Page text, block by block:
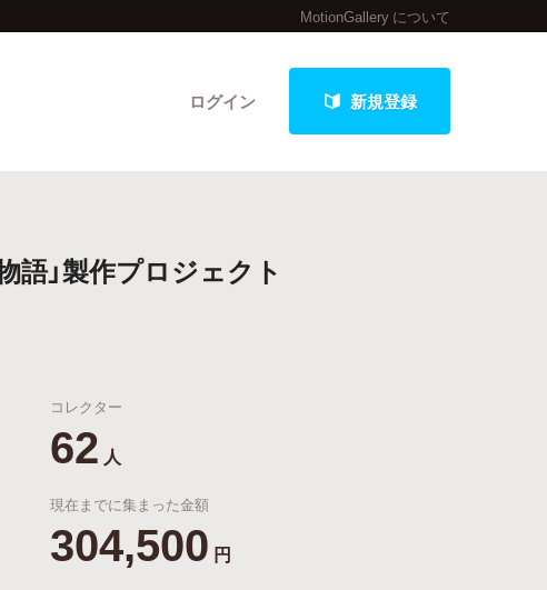
MotionGallery について
ログイン 新規登録
ジェクト
」製作プロジェクト
コレクター
62 人
現在までに集まった金額
304,500 円